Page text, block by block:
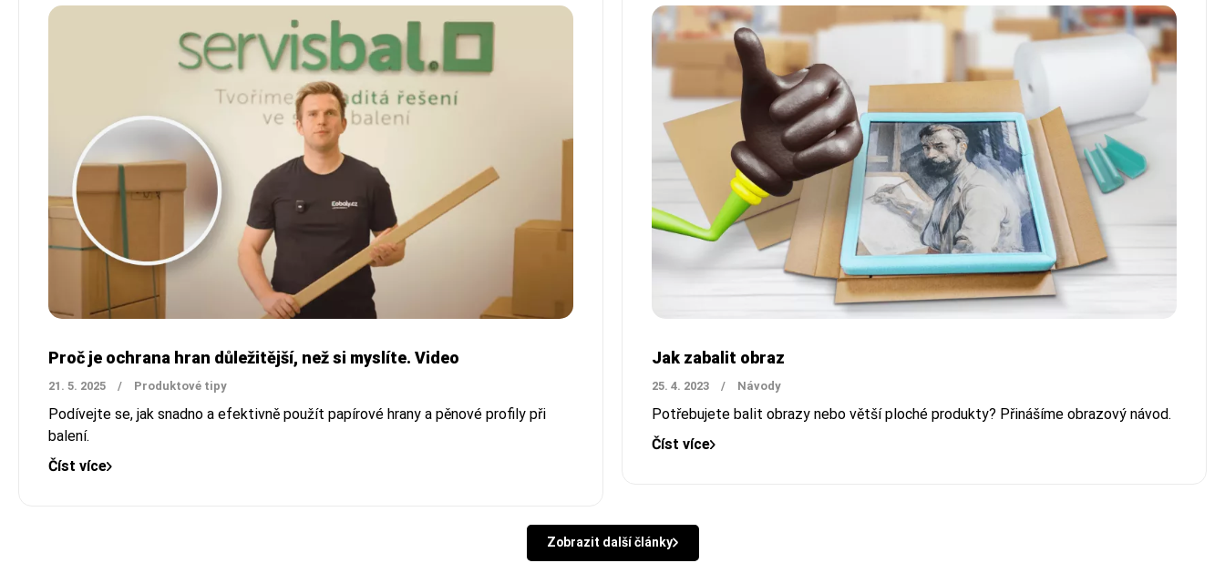
Proč je ochrana hran důležitější, než si myslíte. Video
21. 5. 2025 / Produktové tipy
Podívejte se, jak snadno a efektivně použít papírové hrany a pěnové profily při
balení.
Číst více
Jak zabalit obraz
25. 4. 2023 / Návody
Potřebujete balit obrazy nebo větší ploché produkty? Přinášíme obrazový návod.
Číst více
Zobrazit další články